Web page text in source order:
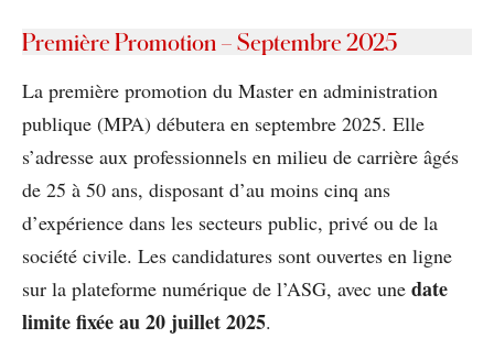
Première Promotion – Septembre 2025
La première promotion du Master en administration
publique (MPA) débutera en septembre 2025. Elle
s’adresse aux professionnels en milieu de carrière âgés
de 25 à 50 ans, disposant d’au moins cinq ans
d’expérience dans les secteurs public, privé ou de la
société civile. Les candidatures sont ouvertes en ligne
sur la plateforme numérique de l’ASG, avec une date
limite fixée au 20 juillet 2025.